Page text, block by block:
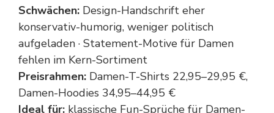
Schwächen: Design-Handschrift eher
konservativ-humorig, weniger politisch
aufgeladen · Statement-Motive für Damen
fehlen im Kern-Sortiment
Preisrahmen: Damen-T-Shirts 22,95–29,95 €,
Damen-Hoodies 34,95–44,95 €
Ideal für: klassische Fun-Sprüche für Damen-